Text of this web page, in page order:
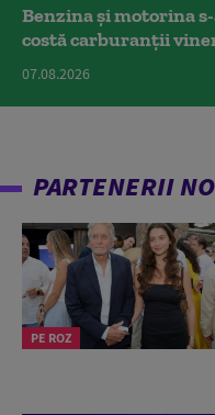
Benzina și motorina
costă carburanții
07.08.2026
PARTENERII
PE ROZ